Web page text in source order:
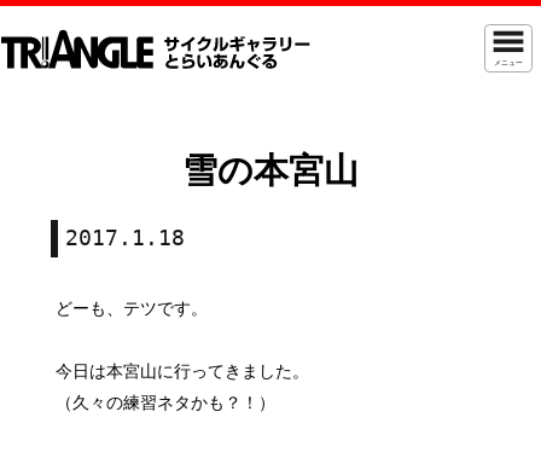
メニュー
雪の本宮山
2017.1.18
どーも、テツです。
今日は本宮山に行ってきました。
（久々の練習ネタかも？！）